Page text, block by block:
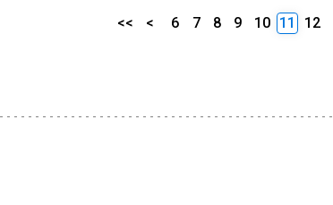
<< < 6 7 8 9 10 11 12